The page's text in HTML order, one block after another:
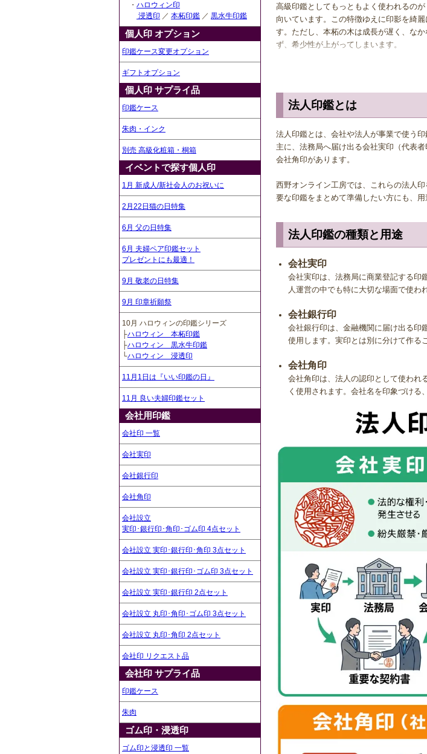
・ ハロウィン印
浸透印 ／ 本柘印鑑 ／ 黒水牛印鑑
個人印 オプション
印鑑ケース変更オプション
ギフトオプション
個人印 サプライ品
印鑑ケース
朱肉・インク
別売 高級化粧箱・桐箱
イベントで探す個人印
1月 新成人/新社会人のお祝いに
2月22日猫の日特集
6月 父の日特集
6月 夫婦ペア印鑑セット
プレゼントにも最適！
9月 敬老の日特集
9月 印章祈願祭
10月 ハロウィンの印鑑シリーズ
├ハロウィン 本柘印鑑
├ハロウィン 黒水牛印鑑
└ハロウィン 浸透印
11月1日は『いい印鑑の日』
11月 良い夫婦印鑑セット
会社用印鑑
会社印 一覧
会社実印
会社銀行印
会社角印
会社設立
実印･銀行印･角印･ゴム印 4点セット
会社設立 実印･銀行印･角印 3点セット
会社設立 実印･銀行印･ゴム印 3点セット
会社設立 実印･銀行印 2点セット
会社設立 丸印･角印･ゴム印 3点セット
会社設立 丸印･角印 2点セット
会社印 リクエスト品
会社印 サプライ品
印鑑ケース
朱肉
ゴム印・浸透印
ゴム印と浸透印 一覧
高級印鑑としてもっともよく使われるの
向いています。この特徴ゆえに印影を綺
す。ただし、本柘の木は成長が遅く、な
ず、希少性が上がってしまいます。
素材として最も普及している印材です。
す。あかねの木は成長が早く大量に切り
本柘とあかねを比べると、本柘の方がき
◆ 本柘印鑑の欠点
本柘のような木製の印鑑は、乾燥や湿気
やひび割れができてしまってはたまりま
本柘印鑑の保管・お手入れ方法
柘をはじめとする木製印鑑の特徴として
により印面が欠けてしまうと、実印や銀
にしましょう。また、印鑑に朱肉を付け
本柘印鑑の場合、朱肉の色が落ちないこ
てしまいます。綺麗にするつもりが逆に劣
法人印鑑とは
法人印鑑とは、会社や法人が事業で使う印
主に、法務局へ届け出る会社実印（代表
会社角印があります。
西野オンライン工房では、これらの法人
要な印鑑をまとめて準備したい方にも、
法人印鑑の種類と用途
会社実印
会社実印は、法務局に商業登記する印
人運営の中でも特に大切な場面で使わ
会社銀行印
会社銀行印は、金融機関に届け出る印
使用します。実印とは別に分けて作る
会社角印
会社角印は、法人の認印として使われ
く使用されます。会社名を印象づける